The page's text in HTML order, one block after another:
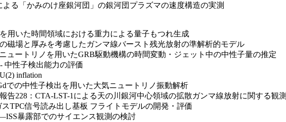
る「かみのけ座銀河団」の銀河団プラズマの速度構造の実測
用いた時間領域における重力による量子もつれ生成
磁場と厚みを考慮したガンマ線バースト残光放射の準解析的モデル
ュートリノを用いたGRB駆動機構の時間変動・ジェット中の中性子量の推定
中性子検出能力の評価
inflation
での中性子検出を用いた大気ニュートリノ振動解析
告228：CTA-LST-1による天の川銀河中心領域の拡散ガンマ線放射に関する観
TPC信号読み出し基板 フライトモデルの開発・評価
暴露部でのサイエンス観測の検討